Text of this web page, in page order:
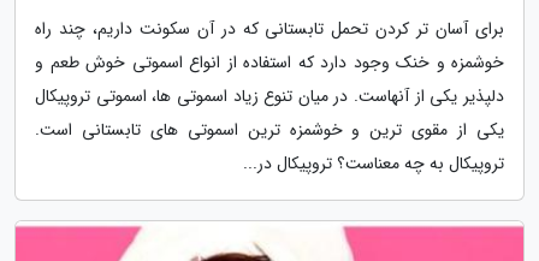
برای آسان تر کردن تحمل تابستانی که در آن سکونت داریم، چند راه
خوشمزه و خنک وجود دارد که استفاده از انواع اسموتی خوش طعم و
دلپذیر یکی از آنهاست. در میان تنوع زیاد اسموتی ها، اسموتی تروپیکال
یکی از مقوی ترین و خوشمزه ترین اسموتی های تابستانی است.
تروپیکال به چه معناست؟ تروپیکال در...